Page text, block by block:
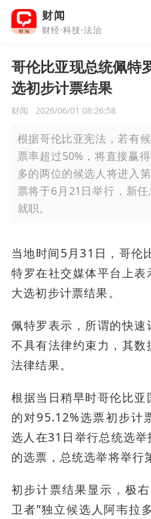
财闻
财经·科技·法治
哥伦比亚现总统佩特
选初步计票结果
财闻 2026/06/01 08:26:58
根据哥伦比亚宪法，若有
票率超过50%，将直接赢
多的两位的候选人将进入
票将于6月21日举行，新
就职。
当地时间5月31日，哥伦
特罗在社交媒体平台上
大选初步计票结果。
佩特罗表示，所谓的快
不具有法律约束力，其
法律结果。
根据当日稍早时哥伦比
的对95.12%选票初步计
选人在31日举行总统选
的选票，总统选举将举行
初步计票结果显示，极
卫者”独立候选人阿韦拉